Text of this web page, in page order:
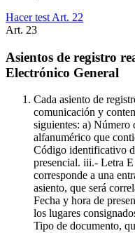
Hacer test Art. 22
Art. 23
Asientos de registro
Electrónico General
Cada asiento de
comunicación y
siguientes: a) Número
alfanumérico que
Código identificativo
presencial. iii.- Letra
corresponde a una
asiento, que será
Fecha y hora de
los lugares
Tipo de documento,